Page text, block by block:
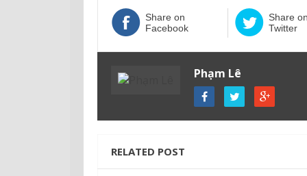
Share on
Facebook
Share
Twitter
Phạm Lê
RELATED POST